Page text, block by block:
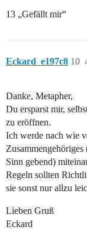
13 „Gefällt mir“
Eckard_e197c8 10
Danke, Metapher,
Du ersparst mir,
zu eröffnen.
Ich werde nach wie
Zusammengehöriges
Sinn gebend)
Regeln sollten
sie sonst nur allzu
Lieben Gruß
Eckard